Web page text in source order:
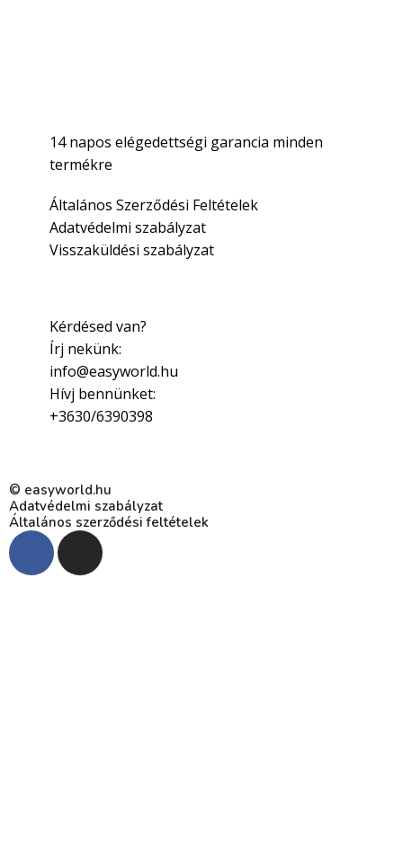
14 napos elégedettségi garancia minden
termékre
Általános Szerződési Feltételek
Adatvédelmi szabályzat
Visszaküldési szabályzat
Kérdésed van?
Írj nekünk:
info@easyworld.hu
Hívj bennünket:
+3630/6390398
© easyworld.hu
Adatvédelmi szabályzat
Általános szerződési feltételek